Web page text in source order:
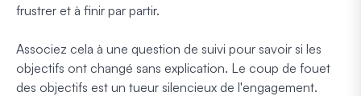
frustrer et à finir par partir.
Associez cela à une question de suivi pour savoir si les
objectifs ont changé sans explication. Le coup de fouet
des objectifs est un tueur silencieux de l'engagement.